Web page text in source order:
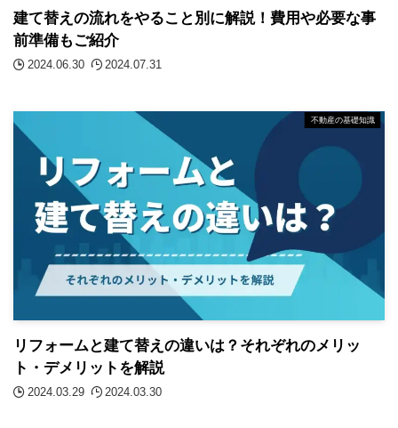
建て替えの流れをやること別に解説！費用や必要な事
前準備もご紹介
2024.06.30 2024.07.31
不動産の基礎知識
リフォームと建て替えの違いは？それぞれのメリッ
ト・デメリットを解説
2024.03.29 2024.03.30